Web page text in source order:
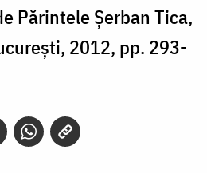
Părintele Șerban Tica,
2012, pp. 293-